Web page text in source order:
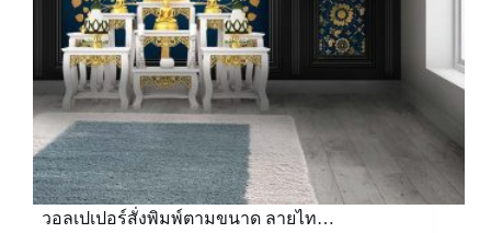
วอลเปเปอร์สั่งพิมพ์ตามขนาด ลายไท…